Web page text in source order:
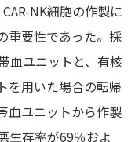
NK細胞の作製に
重要性であった。採
血ユニットと、有核
を用いた場合の転帰
血ユニットから作製
生存率が69％およ